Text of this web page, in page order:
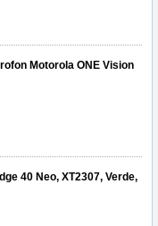
Motorola ONE Vision
40 Neo, XT2307, Verde,